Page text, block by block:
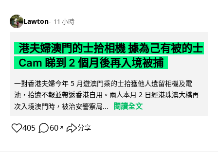
Lawton 11 小時
港夫婦澳門的士拾相機 據為己有被的士
Cam 睇到 2 個月後再入境被捕
一對香港夫婦今年 5 月遊澳門乘的士拾獲他人遺留相機及電
池，拾遺不報並帶返香港自用。兩人本月 2 日經港珠澳大橋再
次入境澳門時，被治安警察局...
閱讀全文
405 60 ↗ 分享